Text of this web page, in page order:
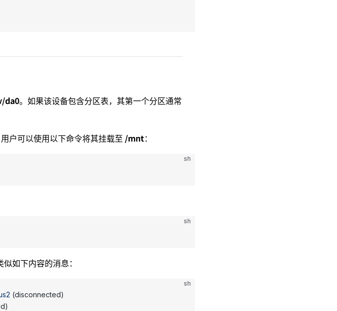
da0。如果该设备包含分区表，其第一个分区通常
户可以使用以下命令将其挂载至 /mnt：
sh
sh
如下内容的消息：
sh
(disconnected)